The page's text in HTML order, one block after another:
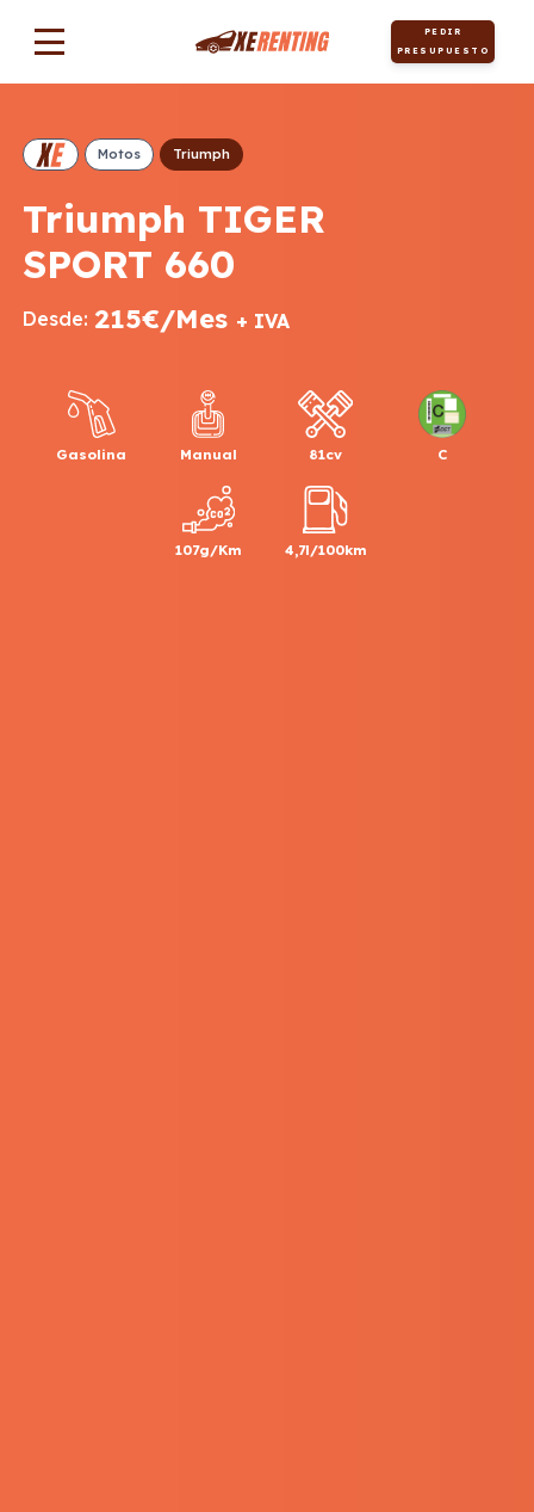
PEDIR
PRESUPUESTO
Motos Triumph
Triumph TIGER
SPORT 660
Desde: 215€/Mes + IVA
Gasolina Manual 81cv C
107g/Km 4,7l/100km